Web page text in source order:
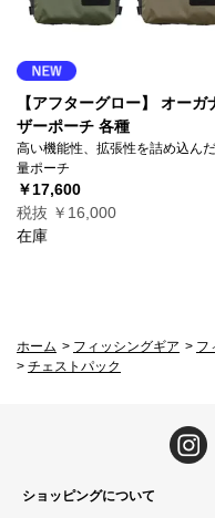
【アフターグロー】 オーガ
ザーポーチ 各種
高い機能性、拡張性を詰め込ん
量ポーチ
￥17,600
税抜 ￥16,000
在庫
ホーム > フィッシングギア > フ
> チェストパック
ショッピングについて